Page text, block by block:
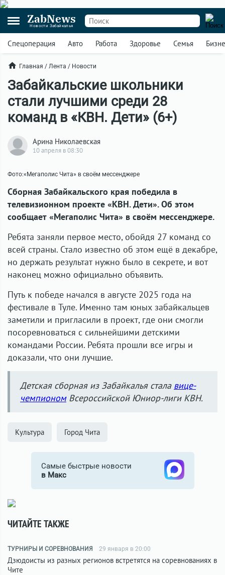
ZabNews
Новости Забайкалья
Спецоперация Авто Работа Здоровье Семья
Главная / Лента / Новости
Забайкальские школьники
стали лучшими среди 28
команд в «КВН. Дети» (6+)
Арина Николаевская
10 апреля в 08:30
Фото:«Мегаполис Чита» в своём мессенджере
Сборная Забайкальского края победила в
телевизионном проекте «КВН. Дети». Об этом
сообщает «Мегаполис Чита» в своём мессенджере.
Ребята заняли первое место, обойдя 27 команд со
всей страны. Стало известно об этом ещё в декабре,
но держать результат нужно было в секрете, и вот
наконец можно официально объявить.
Путь к победе начался в августе 2025 года на
фестивале в Туле. Именно там юных забайкальцев
заметили и пригласили в проект, где они смогли
посоревноваться с сильнейшими детскими
командами России. Ребята прошли все игры и
доказали, что они лучшие.
Детская сборная из Забайкалья стала вице-
чемпиономВсероссийской Юниор-лиги КВН.
Культура Город Чита
Самые быстрые новости
в Макс
ЧИТАЙТЕ ТАКЖЕ
ТУРНИРЫ И СОРЕВНОВАНИЯ 29 января в 20:00
Дзюдоисты из разных регионов встретятся на соревнованиях в
Чите